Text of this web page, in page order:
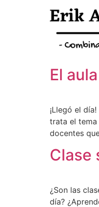
El
¡Llegó el
trata el tema
docentes
Clase
¿Son las
día?